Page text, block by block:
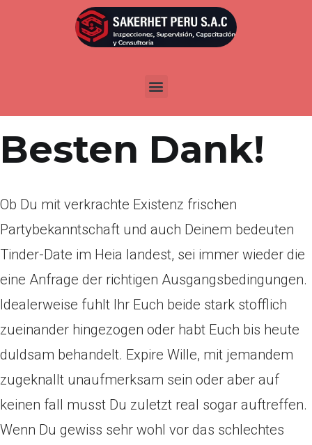
Publicada enabril 8, 2022
Denkste
Besten Dank!
Ob Du mit verkrachte Existenz frischen
Partybekanntschaft und auch Deinem bedeuten
Tinder-Date im Heia landest, sei immer wieder die
eine Anfrage der richtigen Ausgangsbedingungen.
Idealerweise fuhlt Ihr Euch beide stark stofflich
zueinander hingezogen oder habt Euch bis heute
duldsam behandelt. Expire Wille, mit jemandem
zugeknallt unaufmerksam sein oder aber auf
keinen fall musst Du zuletzt real sogar auftreffen.
Wenn Du gewiss sehr wohl vor das schlechtes